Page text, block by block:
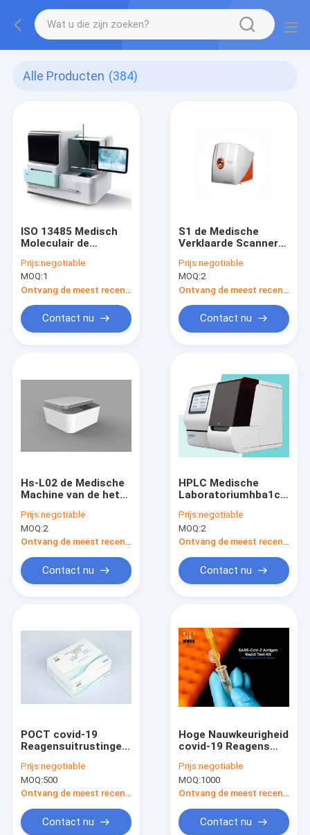
Alle Producten (384)
ISO 13485 Medisch
Moleculair de
van
Laboratoriumverbruiksgoederen
Prijs:negotiable
MOQ:1
Contact nu
S1 de Medische
Verklaarde Scanner
Biochip van
Prijs:negotiable
MOQ:2
Contact nu
Hs-L02 de Medische
Machine van de het
van
Laboratoriumverbruiksgoederen
voor POC-
Prijs:negotiable
MOQ:2
Contact nu
HPLC Medische
Laboratoriumhba1c
Prijs:negotiable
MOQ:2
Contact nu
POCT covid-19
Reagensuitrustingen
Snelle Uitrusting van
de Antilichamentest
Prijs:negotiable
MOQ:500
Ontvang de meest recente Prijs
Contact nu
Hoge Nauwkeurigheid
covid-19 Reagens
Uitrustingen/SARS-
CoV-2 Kit Antigen
Colloidal Gold
Prijs:negotiable
MOQ:1000
Ontvang de meest recente Prijs
Contact nu